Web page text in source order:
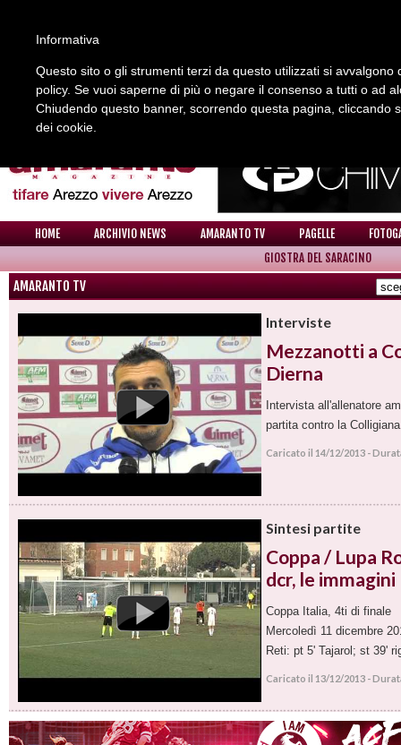
REDAZIONE COLLABORA CON NOI CONTATTI
HOME ARCHIVIO NEWS AMARANTO TV PAGELLE
GIOSTRA DEL SARACINO
AMARANTO TV
Interviste
Mezzanotti a
Dierna
Intervista all'allenatore
partita contro la Colligiana
Caricato il 14/12/2013 -
Sintesi partite
Coppa / Lupa
dcr, le immagini
Coppa Italia, 4ti di finale
Mercoledì 11 dicembre
Reti: pt 5' Tajarol; st 39'
Caricato il 13/12/2013 -
Informativa
Questo sito o gli strumenti terzi da questo utilizzati si
policy. Se vuoi saperne di più o negare il consenso a tutti o ad
Chiudendo questo banner, scorrendo questa pagina, cliccando
dei cookie.